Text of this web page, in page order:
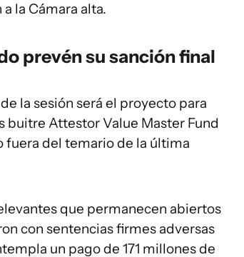
la Cámara alta.
prevén su sanción final
la sesión será el proyecto para
buitre Attestor Value Master Fund
fuera del temario de la última
que permanecen abiertos
con sentencias firmes adversas
un pago de 171 millones de